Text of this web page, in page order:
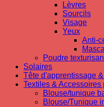
Lèvres
Sourcils
Visage
Yeux
Anti-
Poudre
Solaires
Tête d'apprentissage
Textiles &
Blouse/tunique
Blouse/Tunique